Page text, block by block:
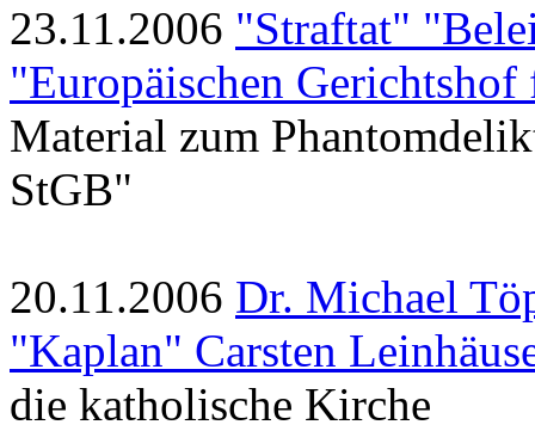
23.11.2006 "Straftat"
"Europäischen
Material zum
StGB"
20.11.2006 Dr. Michael
"Kaplan" Carsten
die katholische Kirche